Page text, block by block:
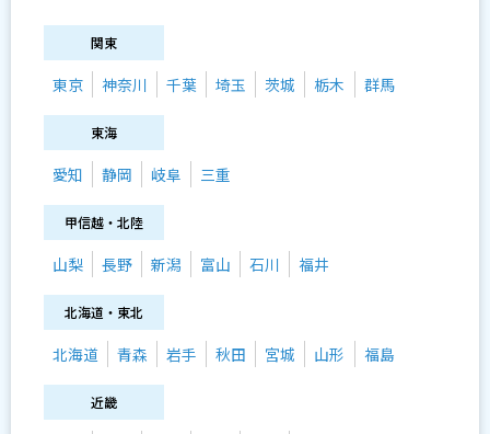
関東
東京 神奈川 千葉 埼玉 茨城 栃木 群馬
東海
愛知 静岡 岐阜 三重
甲信越・北陸
山梨 長野 新潟 富山 石川 福井
北海道・東北
北海道 青森 岩手 秋田 宮城 山形 福島
近畿